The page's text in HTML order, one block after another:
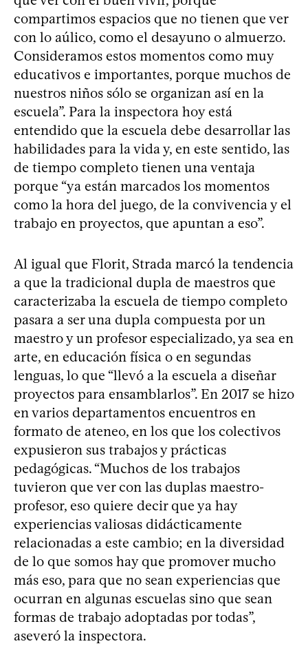
compartimos espacios que no tienen que ver
con lo aúlico, como el desayuno o almuerzo.
Consideramos estos momentos como muy
educativos e importantes, porque muchos de
nuestros niños sólo se organizan así en la
escuela”. Para la inspectora hoy está
entendido que la escuela debe desarrollar las
habilidades para la vida y, en este sentido, las
de tiempo completo tienen una ventaja
porque “ya están marcados los momentos
como la hora del juego, de la convivencia y el
trabajo en proyectos, que apuntan a eso”.
Al igual que Florit, Strada marcó la tendencia
a que la tradicional dupla de maestros que
caracterizaba la escuela de tiempo completo
pasara a ser una dupla compuesta por un
maestro y un profesor especializado, ya sea en
arte, en educación física o en segundas
lenguas, lo que “llevó a la escuela a diseñar
proyectos para ensamblarlos”. En 2017 se hizo
en varios departamentos encuentros en
formato de ateneo, en los que los colectivos
expusieron sus trabajos y prácticas
pedagógicas. “Muchos de los trabajos
tuvieron que ver con las duplas maestro-
profesor, eso quiere decir que ya hay
experiencias valiosas didácticamente
relacionadas a este cambio; en la diversidad
de lo que somos hay que promover mucho
más eso, para que no sean experiencias que
ocurran en algunas escuelas sino que sean
formas de trabajo adoptadas por todas”,
aseveró la inspectora.